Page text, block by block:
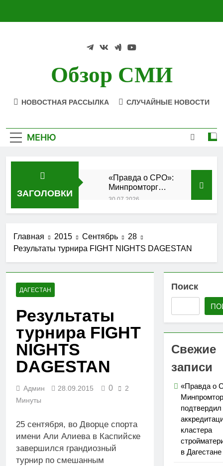
Обзор СМИ
НОВОСТНАЯ РАССЫЛКА СЛУЧАЙНЫЕ НОВОСТИ
МЕНЮ
ЗАГОЛОВКИ
«Правда о СРО»:
Минпромторг
подтвердил
кластера
в Дагестане
30.07.2026
«Гильдия
строителей
27.07.2026
Утверждены
изменения в
порядок ведения
реестров членов
новой взлетно-
посадочной
полосы
СРО! НОСТРОЙ
проводит
мониторинг
объектов
19.07.2026
групп по
направлениям
«Я-ДИЗАЙНЕР»
Главная 2015 Сентябрь
28
Результаты турнира FIGHT NIGHTS DAGESTAN
ДАГЕСТАН
Результаты
турнира FIGHT
NIGHTS
DAGESTAN
Админ 28.09.2015 0
2
Минуты
25 сентября, во Дворце спорта
имени Али Алиева в Каспийске
завершился грандиозный
турнир по смешанным
Поиск
Свежие
записи
«Правда о
подтвердил
кластера
в Дагестане